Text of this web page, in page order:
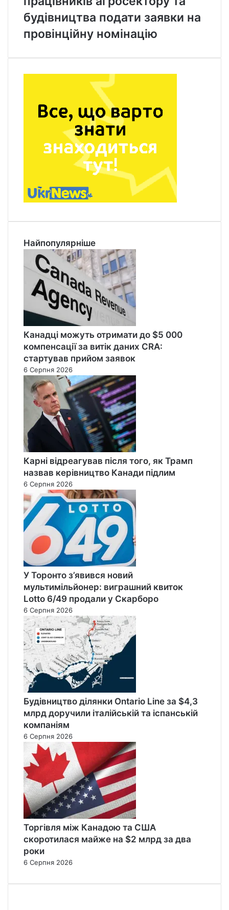
будівництва подати заявки на
провінційну номінацію
Найпопулярніше
Канадці можуть отримати до $5 000
компенсації за витік даних CRA:
стартував прийом заявок
6 Серпня 2026
Карні відреагував після того, як Трамп
назвав керівництво Канади підлим
6 Серпня 2026
У Торонто з’явився новий
мультимільйонер: виграшний квиток
Lotto 6/49 продали у Скарборо
6 Серпня 2026
Будівництво ділянки Ontario Line за $4,3
млрд доручили італійській та іспанській
компаніям
6 Серпня 2026
Торгівля між Канадою та США
скоротилася майже на $2 млрд за два
роки
6 Серпня 2026